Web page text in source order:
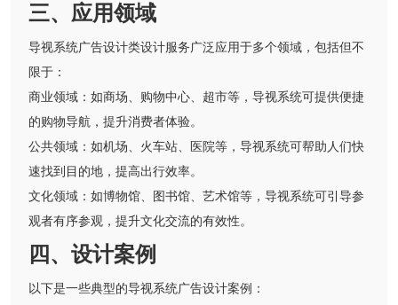
三、应用领域
导视系统广告设计类设计服务广泛应用于多个领域，包括但不
限于：
商业领域：如商场、购物中心、超市等，导视系统可提供便捷
的购物导航，提升消费者体验。
公共领域：如机场、火车站、医院等，导视系统可帮助人们快
速找到目的地，提高出行效率。
文化领域：如博物馆、图书馆、艺术馆等，导视系统可引导参
观者有序参观，提升文化交流的有效性。
四、设计案例
以下是一些典型的导视系统广告设计案例：